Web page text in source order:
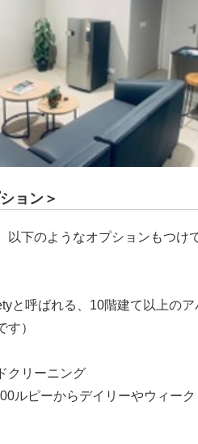
ョン＞
以下のようなオプションもつけ
と呼ばれる、10階建て以上の
す）
クリーニング
ルピーからデイリーやウィー